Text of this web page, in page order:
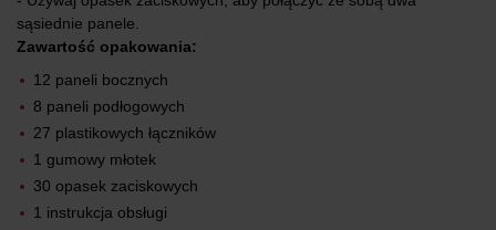
sąsiednie panele.
Zawartość opakowania:
12 paneli bocznych
8 paneli podłogowych
27 plastikowych łączników
1 gumowy młotek
30 opasek zaciskowych
1 instrukcja obsługi